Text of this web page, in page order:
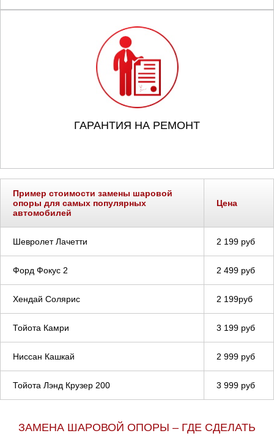
ГАРАНТИЯ НА РЕМОНТ
Пример стоимости замены шаровой
опоры для самых популярных
автомобилей
Цена
Шевролет Лачетти 2 199 руб
Форд Фокус 2 2 499 руб
Хендай Солярис 2 199руб
Тойота Камри 3 199 руб
Ниссан Кашкай 2 999 руб
Тойота Лэнд Крузер 200 3 999 руб
ЗАМЕНА ШАРОВОЙ ОПОРЫ – ГДЕ СДЕЛАТЬ